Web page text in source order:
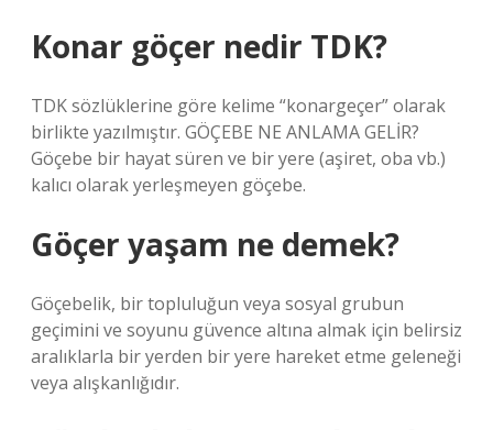
Konar göçer nedir TDK?
TDK sözlüklerine göre kelime “konargeçer” olarak
birlikte yazılmıştır. GÖÇEBE NE ANLAMA GELİR?
Göçebe bir hayat süren ve bir yere (aşiret, oba vb.)
kalıcı olarak yerleşmeyen göçebe.
Göçer yaşam ne demek?
Göçebelik, bir topluluğun veya sosyal grubun
geçimini ve soyunu güvence altına almak için belirsiz
aralıklarla bir yerden bir yere hareket etme geleneği
veya alışkanlığıdır.